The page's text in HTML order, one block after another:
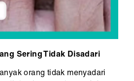
Sering Tidak Disadari
orang tidak menyadari